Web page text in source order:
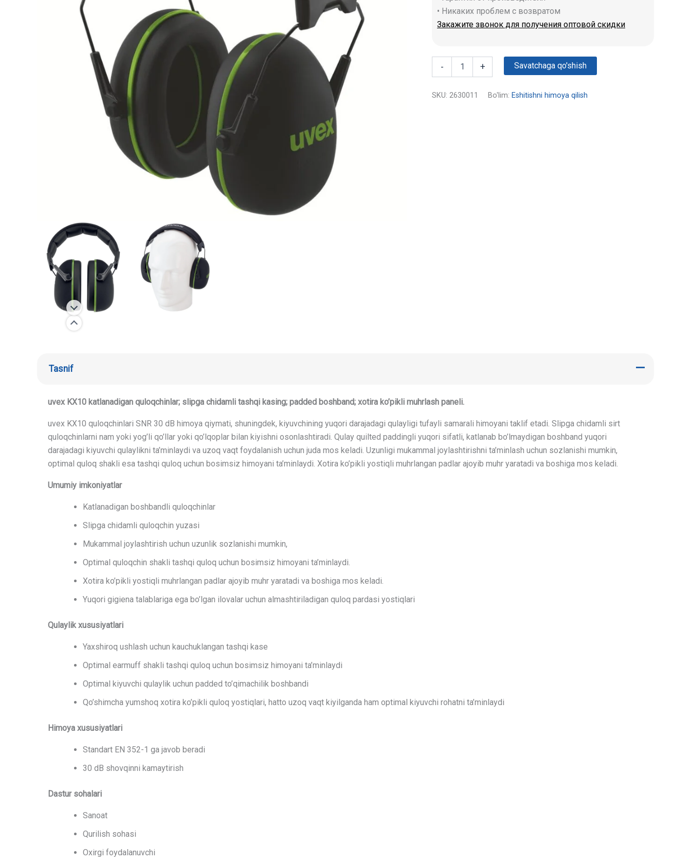
• Никаких проблем с возвратом
Закажите звонок для получения оптовой скидки
- + Savatchaga qo'shish
SKU: 2630011 Bo'lim: Eshitishni himoya qilish
Tasnif
uvex KX10 katlanadigan quloqchinlar; slipga chidamli tashqi kasing; padded boshband; xotira ko’pikli muhrlash paneli.
uvex KX10 quloqchinlari SNR 30 dB himoya qiymati, shuningdek, kiyuvchining yuqori darajadagi qulayligi tufayli samarali himoyani taklif etadi. Slipga chidamli sirt
quloqchinlarni nam yoki yog’li qo’llar yoki qo’lqoplar bilan kiyishni osonlashtiradi. Qulay quilted paddingli yuqori sifatli, katlanab bo’lmaydigan boshband yuqori
darajadagi kiyuvchi qulaylikni ta’minlaydi va uzoq vaqt foydalanish uchun juda mos keladi. Uzunligi mukammal joylashtirishni ta’minlash uchun sozlanishi mumkin,
optimal quloq shakli esa tashqi quloq uchun bosimsiz himoyani ta’minlaydi. Xotira ko’pikli yostiqli muhrlangan padlar ajoyib muhr yaratadi va boshiga mos keladi.
Umumiy imkoniyatlar
Katlanadigan boshbandli quloqchinlar
Slipga chidamli quloqchin yuzasi
Mukammal joylashtirish uchun uzunlik sozlanishi mumkin,
Optimal quloqchin shakli tashqi quloq uchun bosimsiz himoyani ta’minlaydi.
Xotira ko’pikli yostiqli muhrlangan padlar ajoyib muhr yaratadi va boshiga mos keladi.
Yuqori gigiena talablariga ega bo’lgan ilovalar uchun almashtiriladigan quloq pardasi yostiqlari
Qulaylik xususiyatlari
Yaxshiroq ushlash uchun kauchuklangan tashqi kase
Optimal earmuff shakli tashqi quloq uchun bosimsiz himoyani ta’minlaydi
Optimal kiyuvchi qulaylik uchun padded to’qimachilik boshbandi
Qo’shimcha yumshoq xotira ko’pikli quloq yostiqlari, hatto uzoq vaqt kiyilganda ham optimal kiyuvchi rohatni ta’minlaydi
Himoya xususiyatlari
Standart EN 352-1 ga javob beradi
30 dB shovqinni kamaytirish
Dastur sohalari
Sanoat
Qurilish sohasi
Oxirgi foydalanuvchi